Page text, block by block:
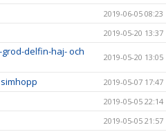
2019-06-05 08:23
2019-05-20 13:37
delfin-haj- och
2019-05-20 13:05
2019-05-07 17:47
2019-05-05 22:14
2019-05-05 21:57